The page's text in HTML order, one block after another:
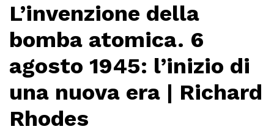
L’invenzione della
bomba atomica. 6
agosto 1945: l’inizio di
una nuova era | Richard
Rhodes